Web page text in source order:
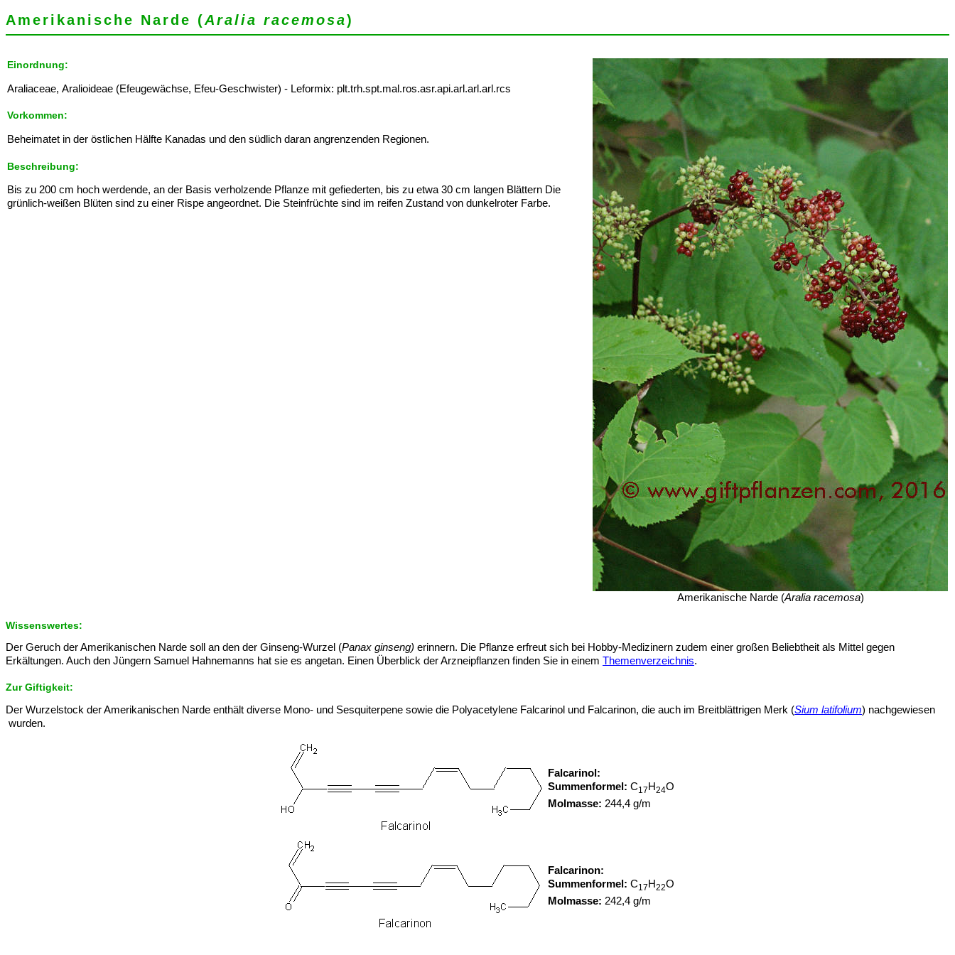
Amerikanische Narde (Aralia racemosa)
Einordnung:
Araliaceae, Aralioideae (Efeugewächse, Efeu-Geschwister) - Leformix: plt.trh.spt.mal.ros.asr.api.arl.arl.arl.rcs
Vorkommen:
Beheimatet in der östlichen Hälfte Kanadas und den südlich daran angrenzenden Regionen.
Beschreibung:
Bis zu 200 cm hoch werdende, an der Basis verholzende Pflanze mit gefiederten, bis zu etwa 30 cm langen Blättern Die
grünlich-weißen Blüten sind zu einer Rispe angeordnet. Die Steinfrüchte sind im reifen Zustand von dunkelroter Farbe.
Amerikanische Narde (Aralia racemosa)
Wissenswertes:
Der Geruch der Amerikanischen Narde soll an den der Ginseng-Wurzel (Panax ginseng) erinnern. Die Pflanze erfreut sich bei Hobby-Medizinern zudem einer großen Beliebtheit als Mittel gegen
Erkältungen. Auch den Jüngern Samuel Hahnemanns hat sie es angetan. Einen Überblick der Arzneipflanzen finden Sie in einem Themenverzeichnis.
Zur Giftigkeit:
Der Wurzelstock der Amerikanischen Narde enthält diverse Mono- und Sesquiterpene sowie die Polyacetylene Falcarinol und Falcarinon, die auch im Breitblättrigen Merk (Sium latifolium) nachgewiesen
wurden.
Falcarinol:
Summenformel: C17 H24O
Molmasse: 244,4 g/m
Falcarinon:
Summenformel: C17 H22O
Molmasse: 242,4 g/m